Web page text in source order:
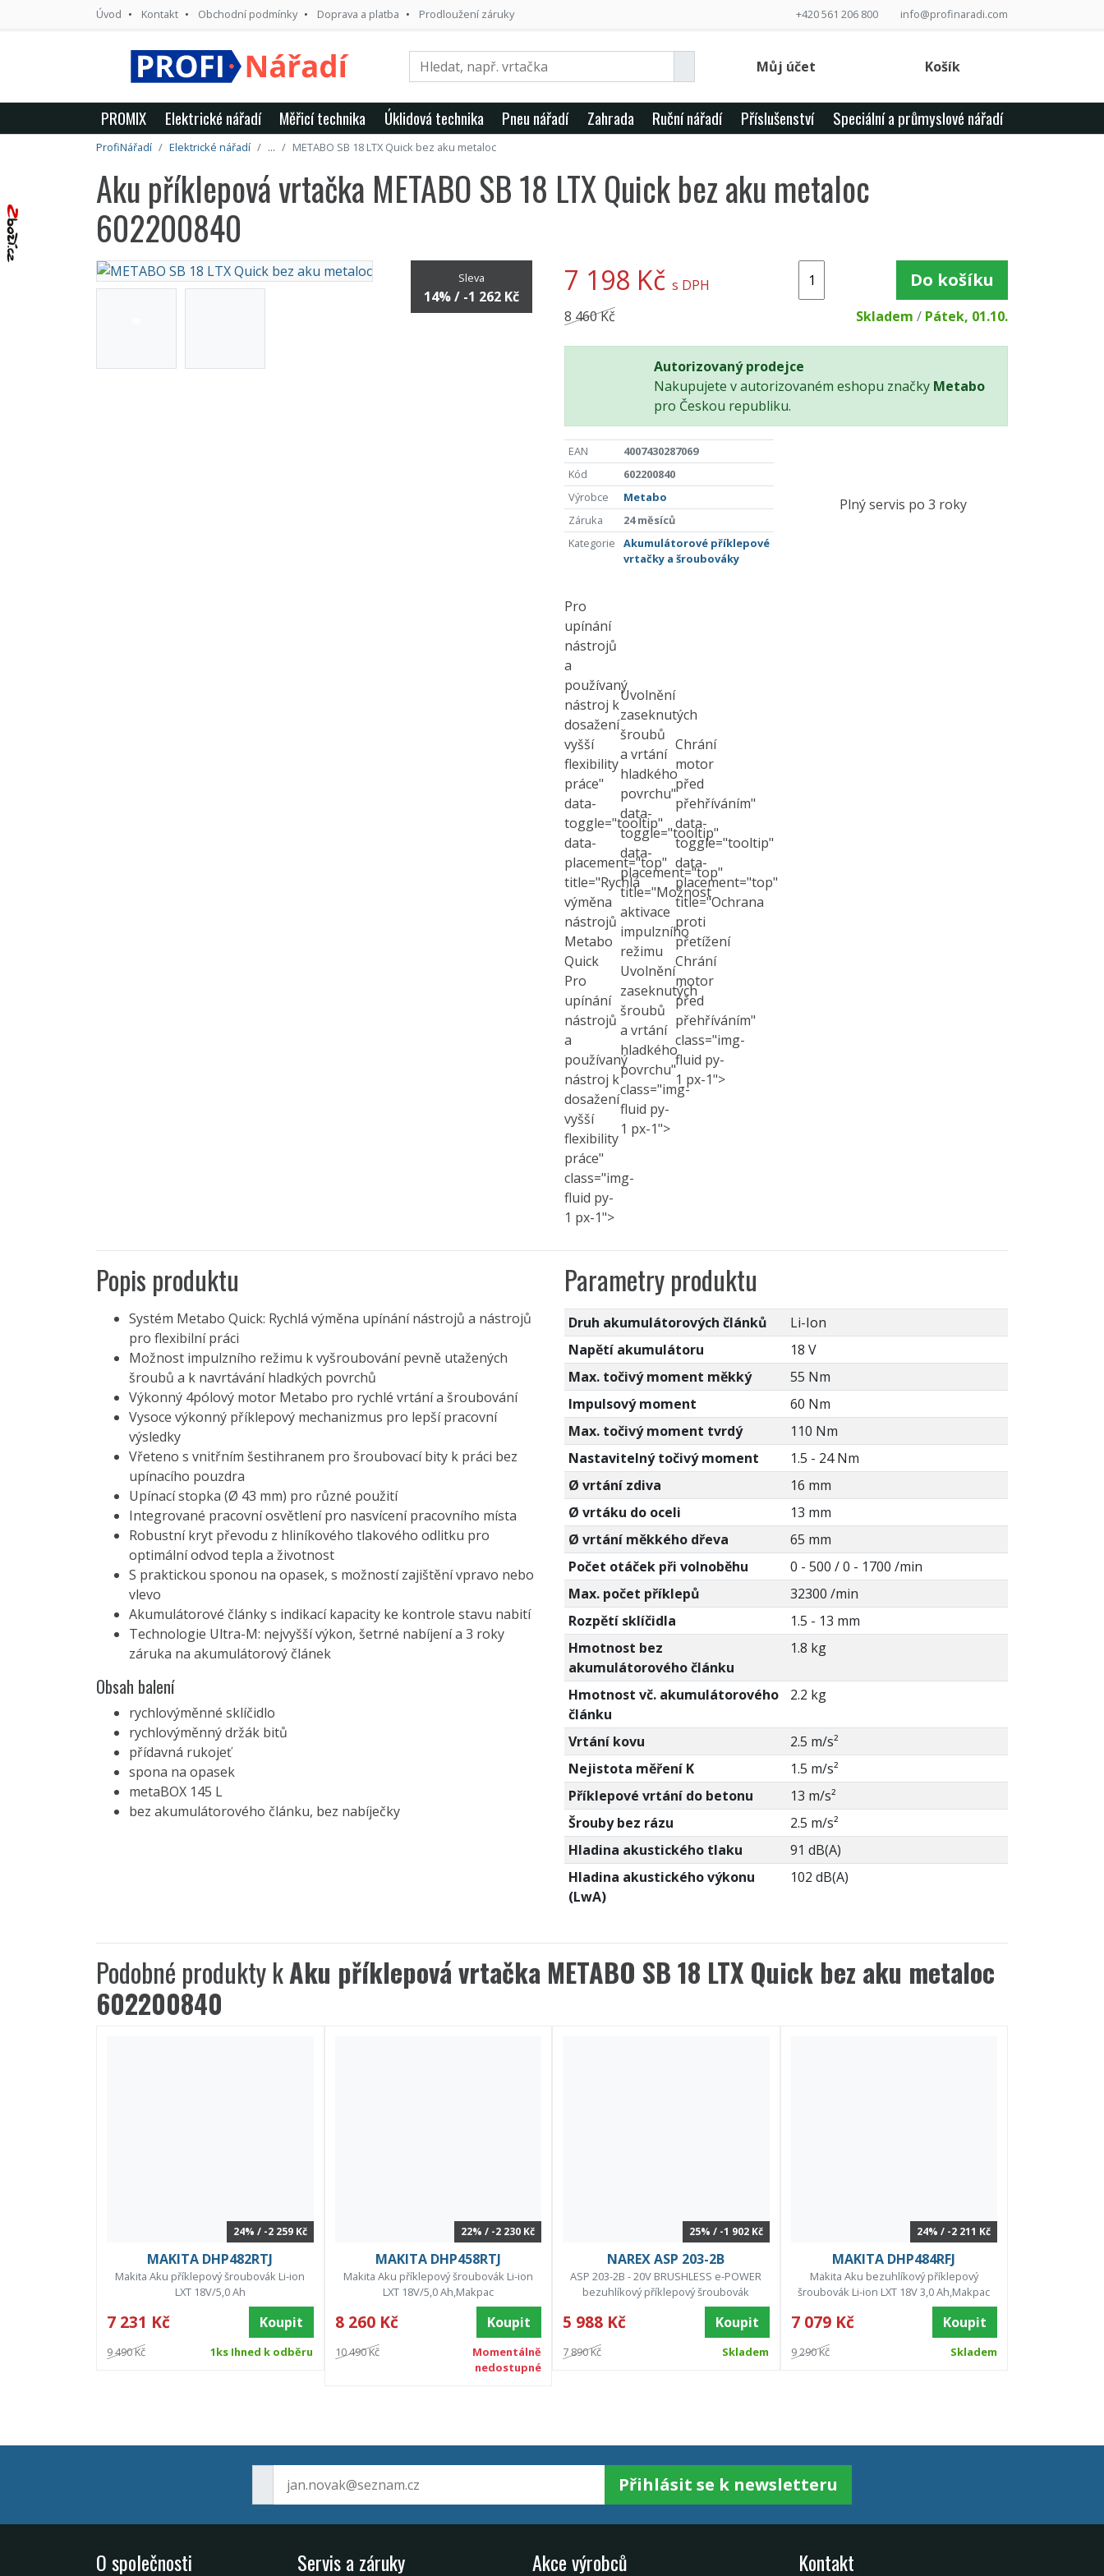
Úvod Kontakt Obchodní podmínky Doprava a platba Prodloužení záruky +420 561 206 800 info@profinaradi.com
Můj účet Košík
PROMIX Elektrické nářadí Měřicí technika Úklidová technika Pneu nářadí Zahrada Ruční nářadí Příslušenství Speciální a průmyslové nářadí
ProfiNářadí Elektrické nářadí ... METABO SB 18 LTX Quick bez aku metaloc
Aku příklepová vrtačka METABO SB 18 LTX Quick bez aku metaloc
602200840
Sleva
14% / -1 262 Kč 7 198 Kč s DPH Do košíku
8 460 Kč Skladem / Pátek, 01.10.
Autorizovaný prodejce
Nakupujete v autorizovaném eshopu značky Metabo
pro Českou republiku.
EAN
4007430287069
Kód
602200840
Výrobce
Metabo
Záruka
24 měsíců
Kategorie
Akumulátorové příklepové
vrtačky a šroubováky
Plný servis po 3 roky
Pro
upínání
nástrojů
a
používaný
nástroj k
dosažení
vyšší
flexibility
práce"
data-
toggle="tooltip"
data-
placement="top"
title="Rychlá
výměna
nástrojů
Metabo
Quick
Pro
upínání
nástrojů
a
používaný
nástroj k
dosažení
vyšší
flexibility
práce"
class="img-
fluid py-
1 px-1">
Uvolnění
zaseknutých
šroubů
a vrtání
hladkého
povrchu"
data-
toggle="tooltip"
data-
placement="top"
title="Možnost
aktivace
impulzního
režimu
Uvolnění
zaseknutých
šroubů
a vrtání
hladkého
povrchu"
class="img-
fluid py-
1 px-1">
Chrání
motor
před
přehříváním"
data-
toggle="tooltip"
data-
placement="top"
title="Ochrana
proti
přetížení
Chrání
motor
před
přehříváním"
class="img-
fluid py-
1 px-1">
Popis produktu
Systém Metabo Quick: Rychlá výměna upínání nástrojů a nástrojů
pro flexibilní práci
Možnost impulzního režimu k vyšroubování pevně utažených
šroubů a k navrtávání hladkých povrchů
Výkonný 4pólový motor Metabo pro rychlé vrtání a šroubování
Vysoce výkonný příklepový mechanizmus pro lepší pracovní
výsledky
Vřeteno s vnitřním šestihranem pro šroubovací bity k práci bez
upínacího pouzdra
Upínací stopka (Ø 43 mm) pro různé použití
Integrované pracovní osvětlení pro nasvícení pracovního místa
Robustní kryt převodu z hliníkového tlakového odlitku pro
optimální odvod tepla a životnost
S praktickou sponou na opasek, s možností zajištění vpravo nebo
vlevo
Akumulátorové články s indikací kapacity ke kontrole stavu nabití
Technologie Ultra-M: nejvyšší výkon, šetrné nabíjení a 3 roky
záruka na akumulátorový článek
Obsah balení
rychlovýměnné sklíčidlo
rychlovýměnný držák bitů
přídavná rukojeť
spona na opasek
metaBOX 145 L
bez akumulátorového článku, bez nabíječky
Parametry produktu
Druh akumulátorových článků
Li-Ion
Napětí akumulátoru
18 V
Max. točivý moment měkký
55 Nm
Impulsový moment
60 Nm
Max. točivý moment tvrdý
110 Nm
Nastavitelný točivý moment
1.5 - 24 Nm
Ø vrtání zdiva
16 mm
Ø vrtáku do oceli
13 mm
Ø vrtání měkkého dřeva
65 mm
Počet otáček při volnoběhu
0 - 500 / 0 - 1700 /min
Max. počet příklepů
32300 /min
Rozpětí sklíčidla
1.5 - 13 mm
Hmotnost bez
akumulátorového článku
1.8 kg
Hmotnost vč. akumulátorového
článku
2.2 kg
Vrtání kovu
2.5 m/s²
Nejistota měření K
1.5 m/s²
Příklepové vrtání do betonu
13 m/s²
Šrouby bez rázu
2.5 m/s²
Hladina akustického tlaku
91 dB(A)
Hladina akustického výkonu
(LwA)
102 dB(A)
Podobné produkty kAku příklepová vrtačka METABO SB 18 LTX Quick bez aku metaloc
602200840
24% / -2 259 Kč
MAKITA DHP482RTJ
Makita Aku příklepový šroubovák Li-ion
LXT 18V/5,0 Ah
7 231 Kč Koupit
9 490 Kč 1ks Ihned k odběru
22% / -2 230 Kč
MAKITA DHP458RTJ
Makita Aku příklepový šroubovák Li-ion
LXT 18V/5,0 Ah,Makpac
8 260 Kč Koupit
10 490 Kč
Momentálně
nedostupné
25% / -1 902 Kč
NAREX ASP 203-2B
ASP 203-2B - 20V BRUSHLESS e-POWER
bezuhlíkový příklepový šroubovák
5 988 Kč Koupit
7 890 Kč Skladem
24% / -2 211 Kč
MAKITA DHP484RFJ
Makita Aku bezuhlíkový příklepový
šroubovák Li-ion LXT 18V 3,0 Ah,Makpac
7 079 Kč Koupit
9 290 Kč Skladem
Přihlásit se k newsletteru
O společnosti Servis a záruky Akce výrobců Kontakt